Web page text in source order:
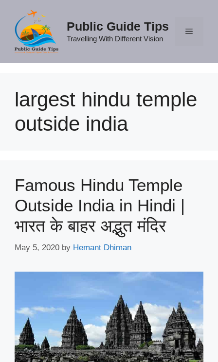
content
Public Guide Tips
Travelling With Different Vision
largest hindu temple
outside india
Famous Hindu Temple
Outside India in Hindi |
भारत के बाहर अद्भुत मंदिर
May 5, 2020 by Hemant Dhiman